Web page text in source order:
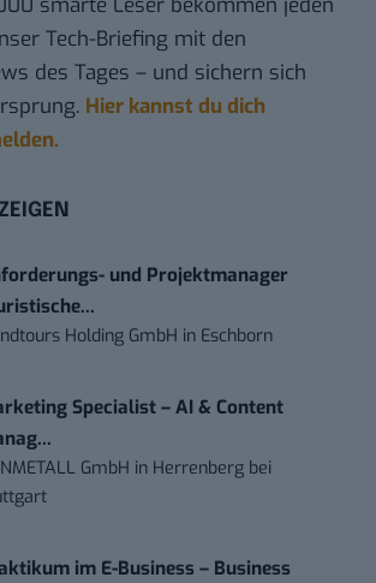
smarte Leser bekommen jeden
Tech-Briefing mit den
des Tages – und sichern sich
Hier kannst du dich
und Projektmanager
Holding GmbH in Eschborn
Specialist – AI & Content
GmbH in Herrenberg bei
im E-Business – Business